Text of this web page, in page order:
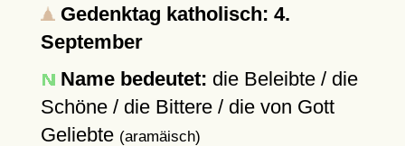
Gedenktag katholisch: 4.
September
Name bedeutet: die Beleibte / die
Schöne / die Bittere / die von Gott
Geliebte (aramäisch)